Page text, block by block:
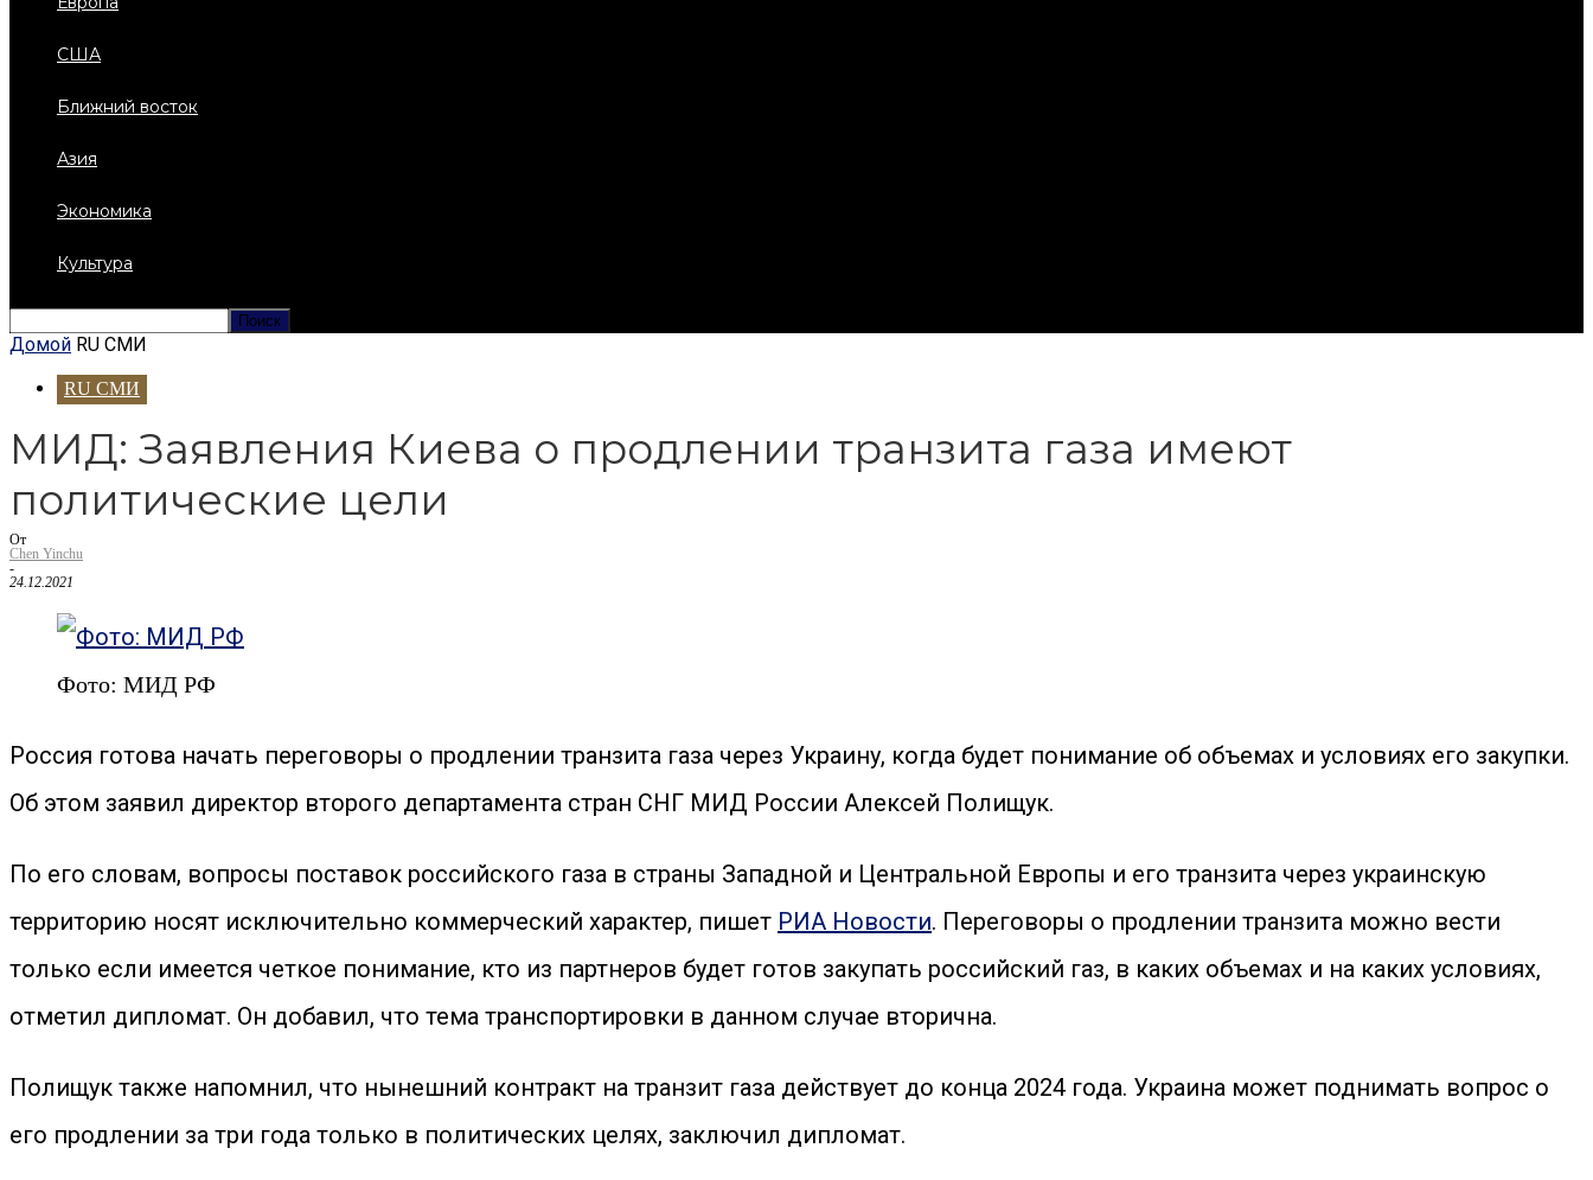
США
Ближний восток
Азия
Экономика
Культура
Домой RU СМИ
RU СМИ
МИД: Заявления Киева о продлении транзита газа имеют
политические цели
От
Chen Yinchu
-
24.12.2021
Фото: МИД РФ
Россия готова начать переговоры о продлении транзита газа через Украину, когда будет понимание об объемах и условиях его закупки.
Об этом заявил директор второго департамента стран СНГ МИД России Алексей Полищук.
По его словам, вопросы поставок российского газа в страны Западной и Центральной Европы и его транзита через украинскую
территорию носят исключительно коммерческий характер, пишет РИА Новости. Переговоры о продлении транзита можно вести
только если имеется четкое понимание, кто из партнеров будет готов закупать российский газ, в каких объемах и на каких условиях,
отметил дипломат. Он добавил, что тема транспортировки в данном случае вторична.
Полищук также напомнил, что нынешний контракт на транзит газа действует до конца 2024 года. Украина может поднимать вопрос о
его продлении за три года только в политических целях, заключил дипломат.